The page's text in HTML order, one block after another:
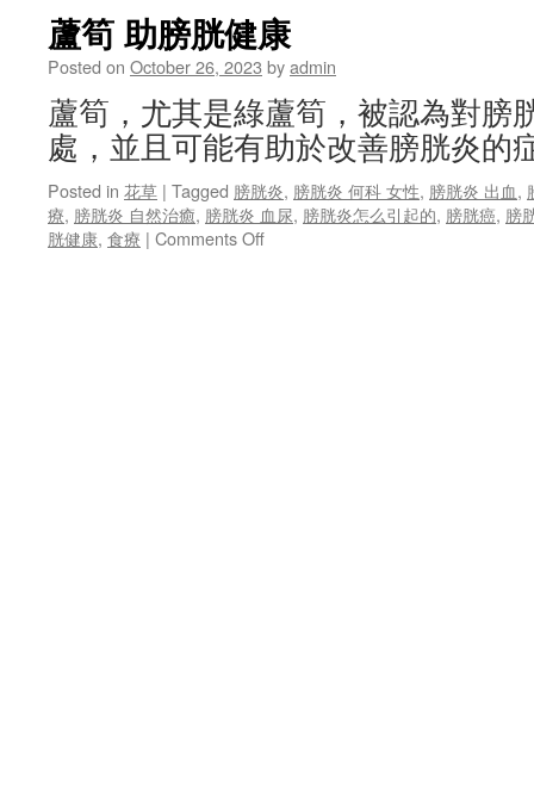
蘆筍 助膀胱健康
Posted on October 26, 2023 byadmin
蘆筍，尤其是綠蘆筍，被認為對膀
處，並且可能有助於改善膀胱炎的
Posted in 花草 | Tagged 膀胱炎, 膀胱炎 何科 女性, 膀胱炎 出血,
療, 膀胱炎 自然治癒, 膀胱炎 血尿, 膀胱炎怎么引起的, 膀胱癌, 膀
胱健康, 食療 | Comments Offon